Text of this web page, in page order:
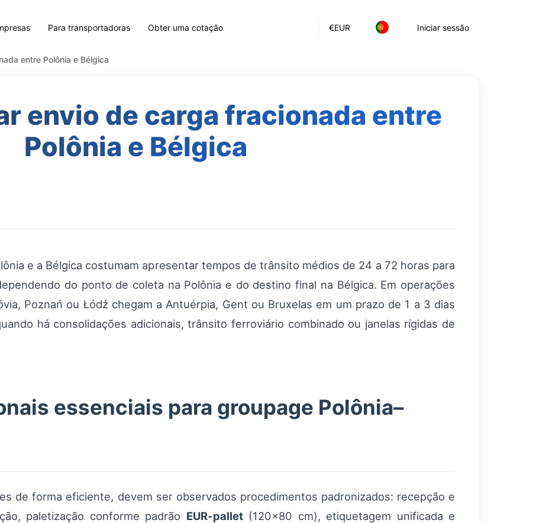
€EUR Iniciar sessão
Para transportadoras Obter uma cotação
entre Polônia e Bélgica
envio de carga fracionada entre
Polônia e Bélgica
e a Bélgica costumam apresentar tempos de trânsito médios de 24 a 72 horas para
do ponto de coleta na Polônia e do destino final na Bélgica. Em operações
Poznań ou Łódź chegam a Antuérpia, Gent ou Bruxelas em um prazo de 1 a 3 dias
há consolidações adicionais, trânsito ferroviário combinado ou janelas rígidas de
essenciais para groupage Polônia–
de forma eficiente, devem ser observados procedimentos padronizados: recepção e
paletização conforme padrão EUR-pallet(120×80 cm), etiquetagem unificada e